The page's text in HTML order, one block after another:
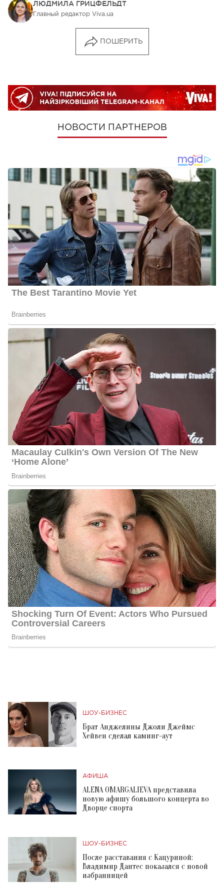
ЛЮДМИЛА ГРИЦФЕЛЬДТ
Главный редактор Viva.ua
ПОШЕРИТЬ
НОВОСТИ ПАРТНЕРОВ
ШОУ-БИЗНЕС
Брат Анджелины Джоли Джеймс
Хейвен сделал каминг-аут
АФИША
ALENA OMARGALIEVA представила
новую афишу большого концерта во
Дворце спорта
ШОУ-БИЗНЕС
После расставания с Кацуриной:
Владимир Дантес показался с новой
избранницей